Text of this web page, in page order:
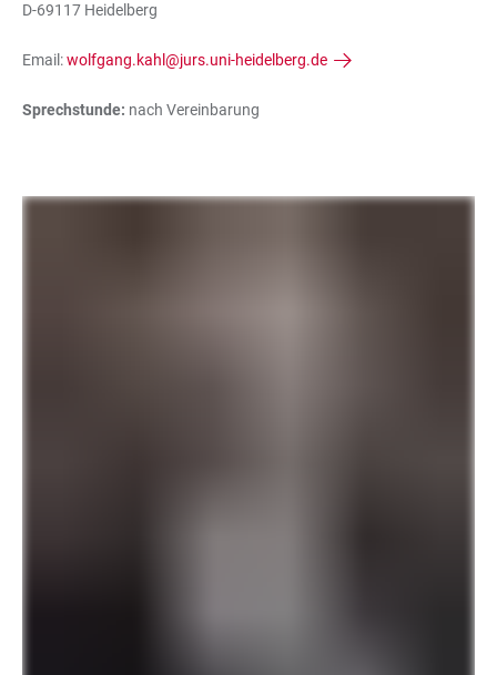
D-69117 Heidelberg
Email:wolfgang.kahl@jurs.uni-heidelberg.de
Sprechstunde: nach Vereinbarung